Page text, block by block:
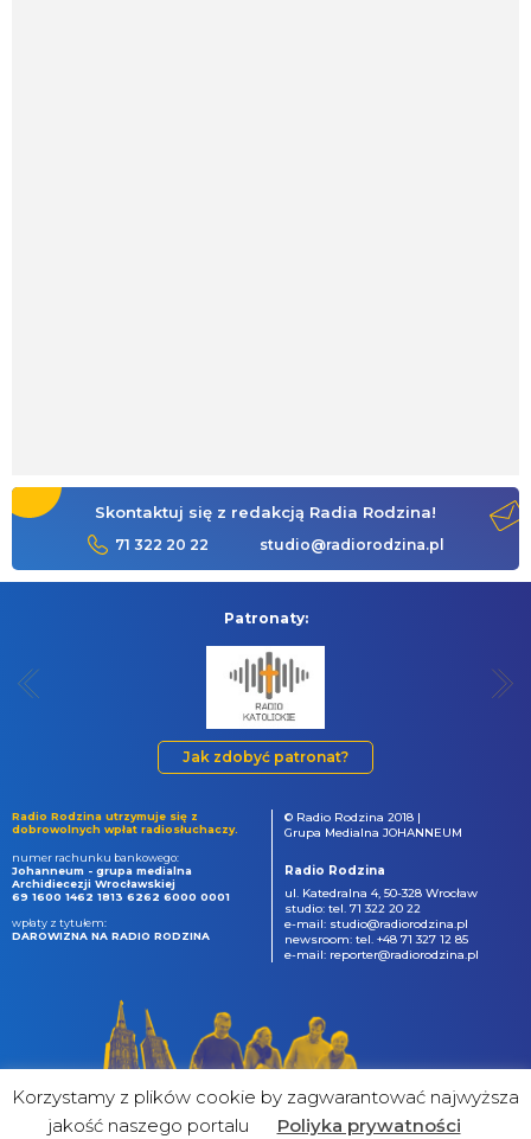
Skontaktuj się z redakcją Radia Rodzina!
71 322 20 22 studio@radiorodzina.pl
Patronaty:
Jak zdobyć patronat?
Radio Rodzina utrzymuje się z
dobrowolnych wpłat radiosłuchaczy.
numer rachunku bankowego:
Johanneum - grupa medialna
Archidiecezji Wrocławskiej
69 1600 1462 1813 6262 6000 0001
wpłaty z tytułem:
DAROWIZNA NA RADIO RODZINA
© Radio Rodzina 2018 |
Grupa Medialna JOHANNEUM
Radio Rodzina
ul. Katedralna 4, 50-328 Wrocław
studio: tel. 71 322 20 22
e-mail: studio@radiorodzina.pl
newsroom: tel. +48 71 327 12 85
e-mail: reporter@radiorodzina.pl
Korzystamy z plików cookie by zagwarantować najwyższa
jakość naszego portalu
Poliyka prywatności